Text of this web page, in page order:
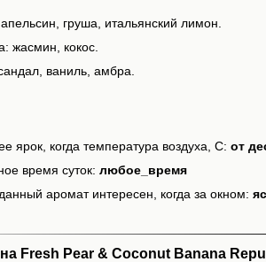
груша, итальянский лимон.
жасмин, кокос.
ваниль, амбра.
ярок, когда температура воздуха, С: от
время суток: любое_время
аромат интересен, когда за окном:
Fresh Pear & Coconut Banana